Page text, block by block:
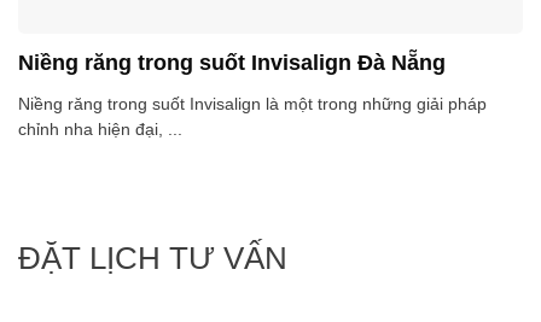
Niềng răng trong suốt Invisalign Đà Nẵng
Niềng răng trong suốt Invisalign là một trong những giải pháp
chỉnh nha hiện đại, ...
ĐẶT LỊCH TƯ VẤN